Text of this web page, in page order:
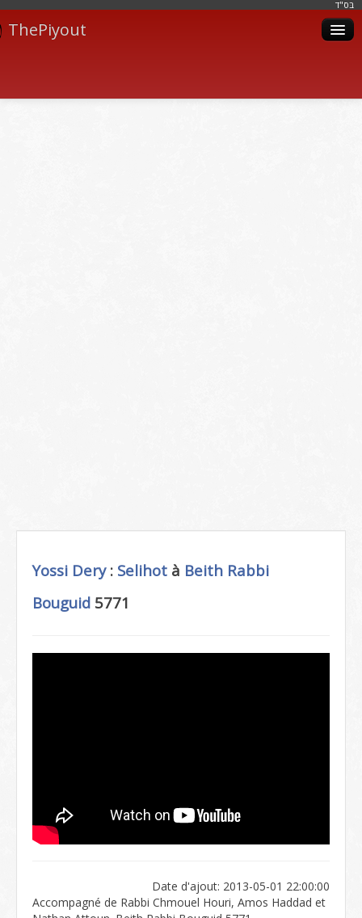
בּס"ד
ThePiyout
Yossi Dery: Selihot à Beith Rabbi
Bouguid 5771
Date d'ajout: 2013-05-01 22:00:00
Accompagné de Rabbi Chmouel Houri, Amos Haddad et